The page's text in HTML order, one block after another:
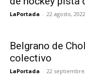
LaPortada - 22 agosto, 2022
Belgrano de
colectivo
LaPortada - 22